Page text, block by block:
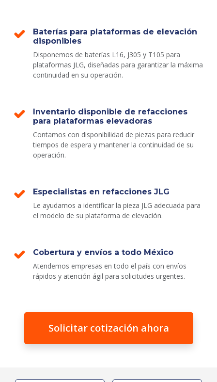
Baterías para plataformas de elevación
disponibles
Disponemos de baterías L16, J305 y T105 para
plataformas JLG, diseñadas para garantizar la máxima
continuidad en su operación.
Inventario disponible de refacciones
para plataformas elevadoras
Contamos con disponibilidad de piezas para reducir
tiempos de espera y mantener la continuidad de su
operación.
Especialistas en refacciones JLG
Le ayudamos a identificar la pieza JLG adecuada para
el modelo de su plataforma de elevación.
Cobertura y envíos a todo México
Atendemos empresas en todo el país con envíos
rápidos y atención ágil para solicitudes urgentes.
Solicitar cotización ahora